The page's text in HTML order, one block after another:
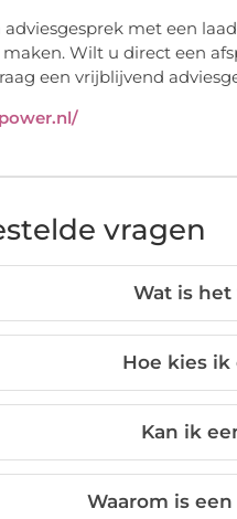
adviesgesprek met een
Wilt u direct een
een vrijblijvend
vragen
Wat is het
Hoe kies
Kan ik
Waarom is